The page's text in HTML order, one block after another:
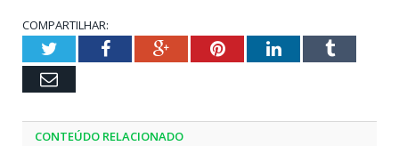
COMPARTILHAR:
TwitterFacebookGoogle+PinterestLinkedInTumblr
Email
CONTEÚDO RELACIONADO